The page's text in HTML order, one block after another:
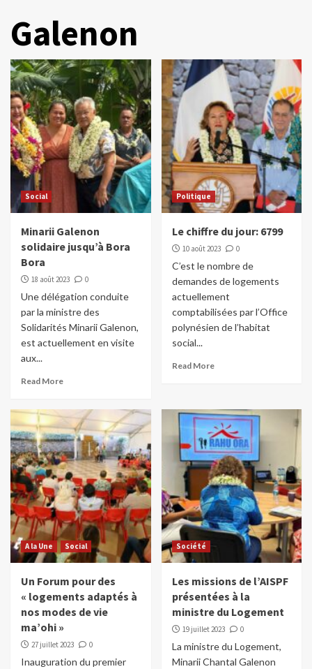
Galenon
Social
Minarii Galenon
solidaire jusqu’à Bora
Bora
18 août 2023 0
Une délégation conduite
par la ministre des
Solidarités Minarii Galenon,
est actuellement en visite
aux...
Read More
Politique
Le chiffre du jour: 6799
10 août 2023 0
C’est le nombre de
demandes de logements
actuellement
comptabilisées par l’Office
polynésien de l’habitat
social...
Read More
A la Une Social
Un Forum pour des
« logements adaptés à
nos modes de vie
ma’ohi »
27 juillet 2023 0
Inauguration du premier
Société
Les missions de l’AISPF
présentées à la
ministre du Logement
19 juillet 2023 0
La ministre du Logement,
Minarii Chantal Galenon